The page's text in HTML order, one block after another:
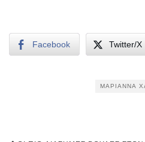
Facebook Twitter/X
ΜΑΡΙΆΝΝΑ